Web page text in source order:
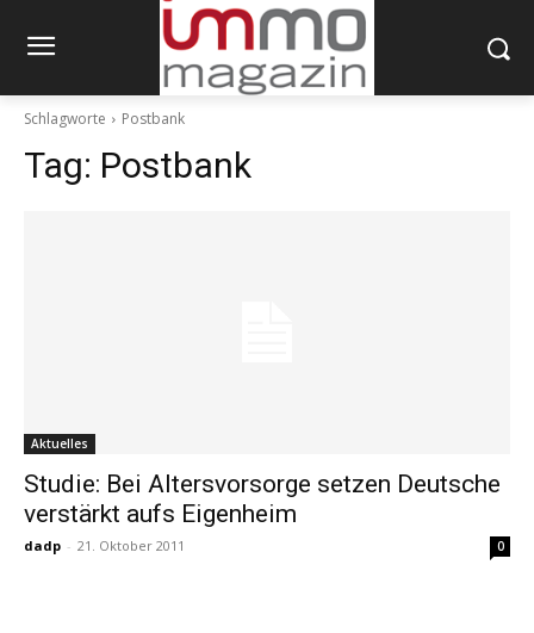
Schlagworte Postbank
Tag: Postbank
Aktuelles
Studie: Bei Altersvorsorge setzen Deutsche
verstärkt aufs Eigenheim
dadp - 21. Oktober 2011 0